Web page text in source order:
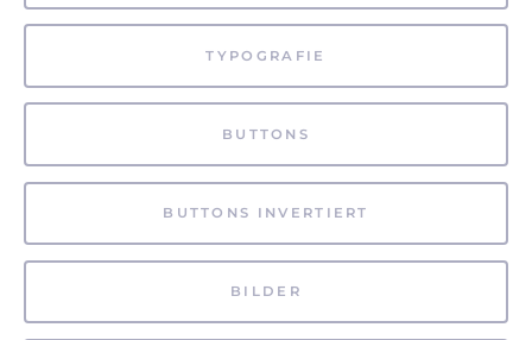
TYPOGRAFIE
BUTTONS
BUTTONS INVERTIERT
BILDER